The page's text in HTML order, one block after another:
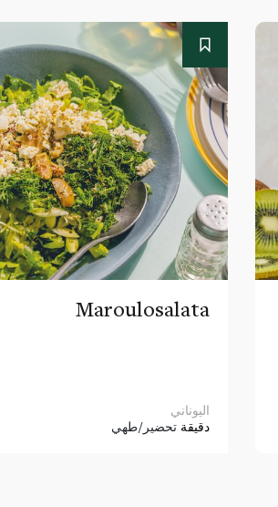
Maroulosalata
اليوناني
دقيقة تحضير/طهي